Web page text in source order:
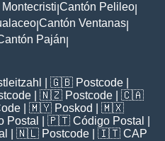
Cantón Pelileo
Cantón Ventanas
Paján
| 🇬🇧 Postcode
| 🇳🇿 Postcode | 🇨🇦
| 🇲🇾 Poskod
| 🇲🇽
Postal | 🇵🇹 Código Postal
| 🇳🇱 Postcode | 🇮🇹 CAP